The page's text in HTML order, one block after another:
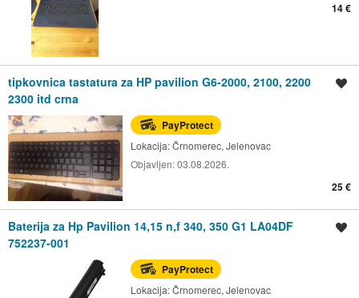
14 €
tipkovnica tastatura za HP pavilion G6-2000, 2100, 2200
2300 itd crna
PayProtect
Lokacija:Črnomerec, Jelenovac
Objavljen:03.08.2026.
25 €
Baterija za Hp Pavilion 14,15 n,f 340, 350 G1 LA04DF
752237-001
PayProtect
Lokacija:Črnomerec, Jelenovac